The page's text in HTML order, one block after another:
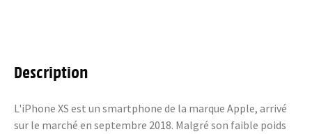
Description
L'iPhone XS est un smartphone de la marque Apple, arrivé
sur le marché en septembre 2018. Malgré son faible poids